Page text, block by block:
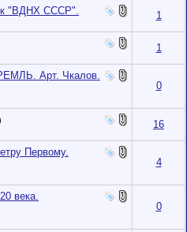
"ВДНХ СССР". 1
1
Арт. Чкалов.
0
16
Первому.
4
века.
0